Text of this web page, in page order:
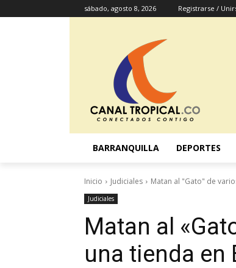
sábado, agosto 8, 2026 Registrarse /
BARRANQUILLA DEPORTES
Inicio Judiciales Matan al "Gato" de
Judiciales
Matan al
una tienda en